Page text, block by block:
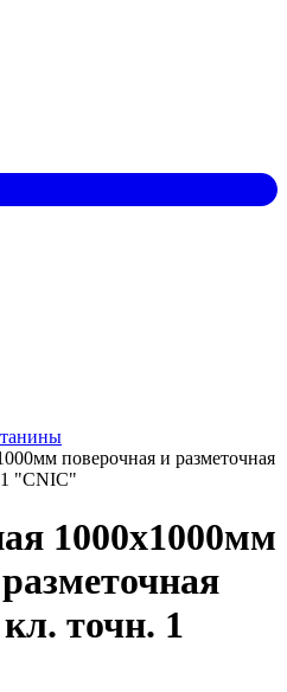
поверочная и разметочная
1 "CNIC"
1000х1000мм
точн. 1